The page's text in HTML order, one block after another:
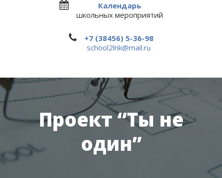
Календарь
школьных мероприятий
+7 (38456) 5-36-98
school2lnk@mail.ru
Проект “Ты не
один”